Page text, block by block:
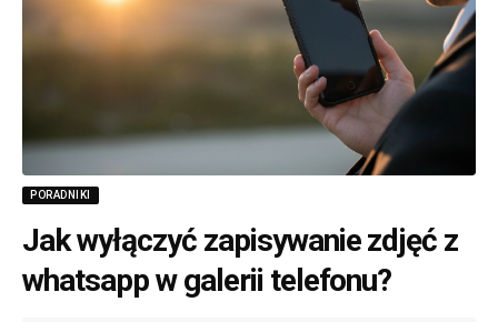
PORADNIKI
Jak wyłączyć zapisywanie zdjęć z
whatsapp w galerii telefonu?